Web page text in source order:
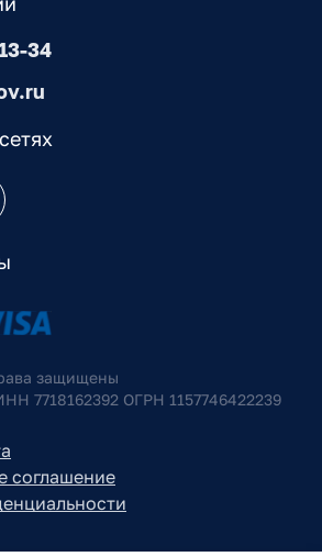
34
защищены
7718162392 ОГРН 1157746422239
соглашение